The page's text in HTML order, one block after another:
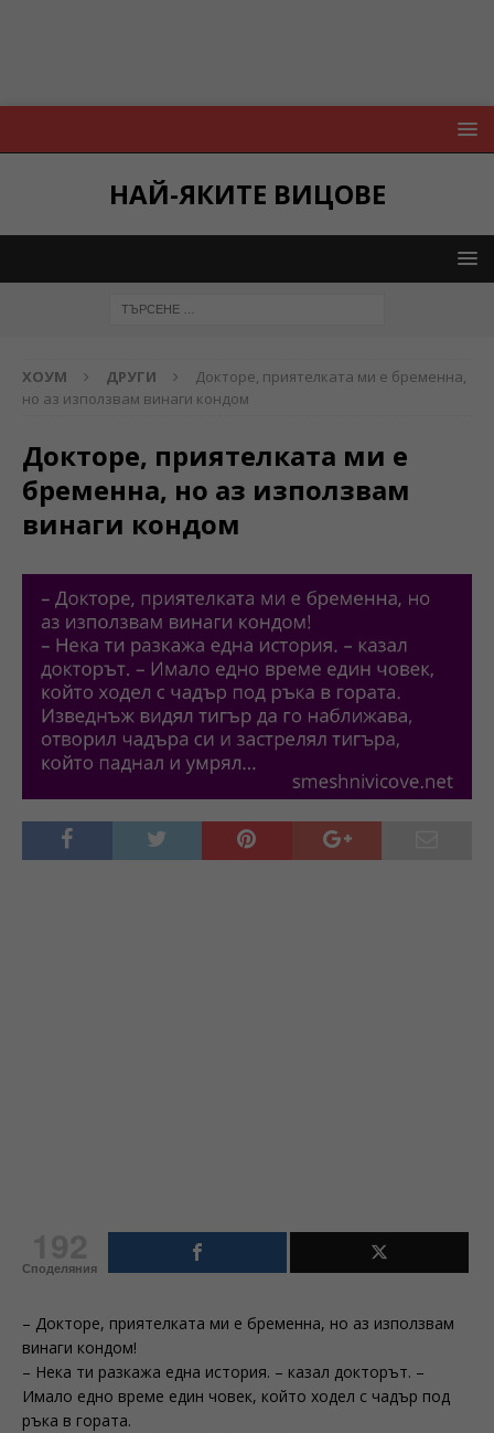
НАЙ-ЯКИТЕ ВИЦОВЕ
ХОУМ ДРУГИ
Докторе, приятелката ми е бременна,
но аз използвам винаги кондом
Докторе, приятелката ми е
бременна, но аз използвам
винаги кондом
Споделяния
– Докторе, приятелката ми е бременна, но аз използвам
винаги кондом!
– Нека ти разкажа една история. – казал докторът. –
Имало едно време един човек, който ходел с чадър под
ръка в гората.